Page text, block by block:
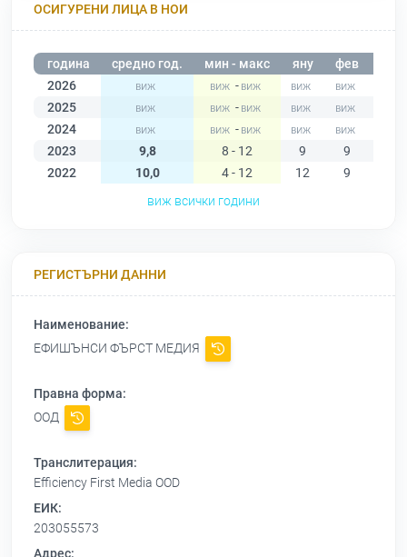
ОСИГУРЕНИ ЛИЦА В НОИ
година средно год. мин - макс яну фев
2026
-
2025
-
2024
-
2023
9,8 8 - 12 9 9
2022
10,0 4 - 12 12 9
виж всички години
РЕГИСТЪРНИ ДАННИ
Наименование:
ЕФИШЪНСИ ФЪРСТ МЕДИЯ
Правна форма:
ООД
Транслитерация:
Efficiency First Media OOD
ЕИК:
203055573
Адрес: